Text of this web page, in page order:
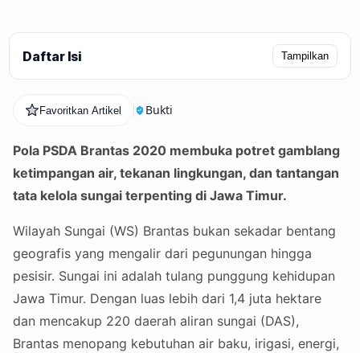
Daftar Isi Tampilkan
Favoritkan Artikel Bukti
Pola PSDA Brantas 2020 membuka potret gamblang
ketimpangan air, tekanan lingkungan, dan tantangan
tata kelola sungai terpenting di Jawa Timur.
Wilayah Sungai (WS) Brantas bukan sekadar bentang
geografis yang mengalir dari pegunungan hingga
pesisir. Sungai ini adalah tulang punggung kehidupan
Jawa Timur. Dengan luas lebih dari 1,4 juta hektare
dan mencakup 220 daerah aliran sungai (DAS),
Brantas menopang kebutuhan air baku, irigasi, energi,